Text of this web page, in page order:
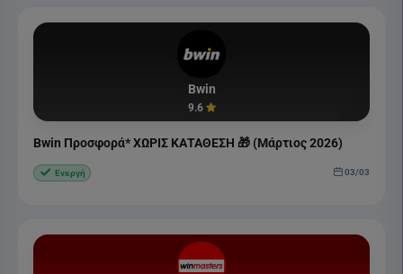
Bwin
9.6
Bwin Προσφορά* ΧΩΡΙΣ ΚΑΤΑΘΕΣΗ 🎁 (Μάρτιος 2026)
Ενεργή 03/03